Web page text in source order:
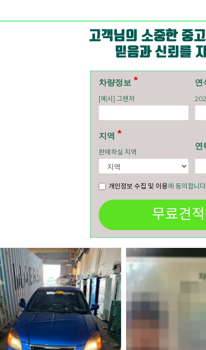
고객님의 소중한 중
믿음과 신뢰를
차량정보
[예시] 그랜저
연
지역
판매하실 지역
연
개인정보 수집 및 이용에 동의합니다.
무료견